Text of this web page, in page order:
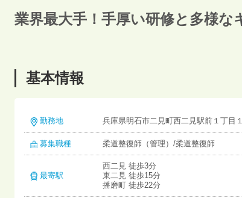
業界最大手！手厚い研修と多様
基本情報
勤務地 兵庫県明石市二見町西二見駅前１丁目
募集職種 柔道整復師（管理）/柔道整復師
最寄駅
西二見 徒歩3分
東二見 徒歩15分
播磨町 徒歩22分